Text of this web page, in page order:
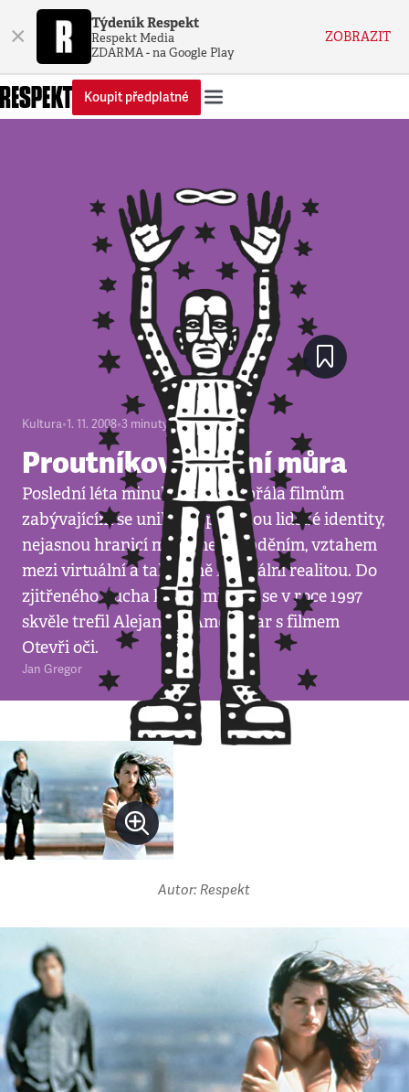
× Týdeník Respekt
Respekt Media
ZDARMA - na Google Play
ZOBRAZIT
Koupit předplatné
Kultura•1. 11. 2008•3 minuty
Proutníkova noční můra
Poslední léta minulého století přála filmům
zabývajícím se unikající povahou lidské identity,
nejasnou hranicí mezi snem a bděním, vztahem
mezi virtuální a takzvaně normální realitou. Do
zjitřeného ducha konce milénia se v roce 1997
skvěle trefil Alejandro Amenábar s filmem
Otevři oči.
Jan Gregor
Autor: Respekt